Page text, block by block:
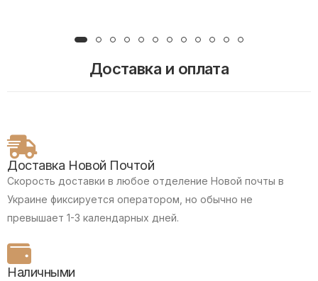
Доставка и оплата
Доставка Новой Почтой
Скорость доставки в любое отделение Новой почты в
Украине фиксируется оператором, но обычно не
превышает 1-3 календарных дней.
Наличными